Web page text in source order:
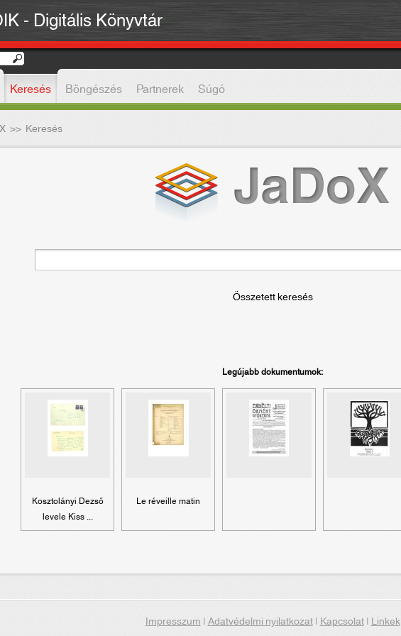
- Digitális Könyvtár
Keresés Böngészés Partnerek Súgó
>> Keresés
Összetett keresés
Legújabb dokumentumok:
Kosztolányi Dezső
levele Kiss ...
Le réveille matin
Impresszum|Adatvédelmi nyilatkozat|Kapcsolat|Linkek